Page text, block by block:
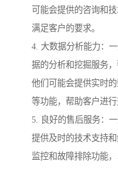
可能会提供的咨询和
满足客户的要求。
4. 大数据分析能力：
据的分析和挖掘服务
他们可能会提供实时
等功能，帮助客户进
5. 良好的售后服务：
提供及时的技术支持
监控和故障排除功能